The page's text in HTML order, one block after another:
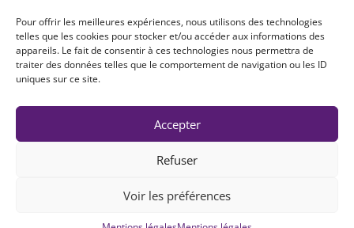
Pour offrir les meilleures expériences, nous utilisons des technologies
telles que les cookies pour stocker et/ou accéder aux informations des
appareils. Le fait de consentir à ces technologies nous permettra de
traiter des données telles que le comportement de navigation ou les ID
uniques sur ce site.
Accepter
Refuser
Voir les préférences
À propos
Expertises
Offre produits
Actualités
Contact